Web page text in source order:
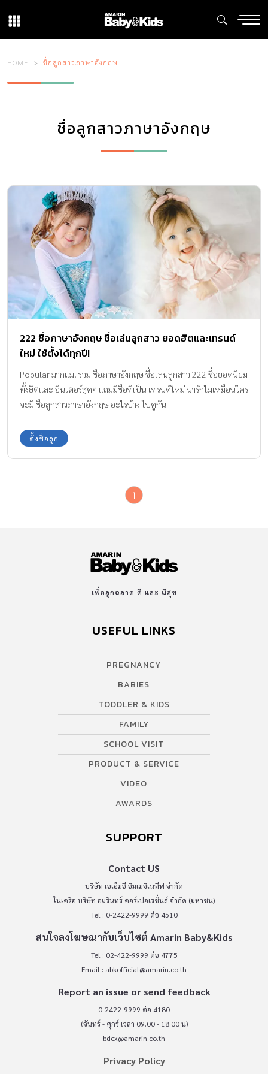
HOME ชื่อลูกสาวภาษาอังกฤษ
ชื่อลูกสาวภาษาอังกฤษ
222 ชื่อภาษาอังกฤษ ชื่อเล่นลูกสาว ยอดฮิตและเทรนด์
ใหม่ ใช้ตั้งได้ทุกปี!
Popular มากแม่! รวม ชื่อภาษาอังกฤษ ชื่อเล่นลูกสาว 222 ชื่อยอดนิยม
ทั้งฮิตและ อินเตอร์สุดๆ แถมมีชื่อที่เป็น เทรนด์ใหม่ น่ารักไม่เหมือนใคร
จะมี ชื่อลูกสาวภาษาอังกฤษ อะไรบ้าง ไปดูกัน
ตั้งชื่อลูก
1
เพื่อลูกฉลาด ดี และ มีสุข
USEFUL LINKS
PREGNANCY
BABIES
TODDLER & KIDS
FAMILY
SCHOOL VISIT
PRODUCT & SERVICE
VIDEO
AWARDS
SUPPORT
Contact US
บริษัท เอเอ็มอี อิมเมจิเนทีฟ จำกัด
ในเครือ บริษัท อมรินทร์ คอร์เปอเรชั่นส์ จำกัด (มหาชน)
Tel : 0-2422-9999 ต่อ 4510
สนใจลงโฆษณากับเว็บไซต์ Amarin Baby&Kids
Tel : 02-422-9999 ต่อ 4775
Email : abkofficial@amarin.co.th
Report an issue or send feedback
0-2422-9999 ต่อ 4180
(จันทร์ - ศุกร์ เวลา 09.00 - 18.00 น)
bdcx@amarin.co.th
Privacy Policy